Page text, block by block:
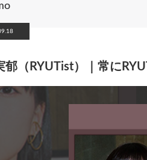
郁（RYUTist）｜常に